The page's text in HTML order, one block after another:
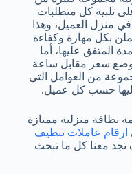
تلبية كل متطلبات
منزل العميل، وهذا
بكل مهارة وكفاءة
المتفق عليها، أما
سعر مقابل ساعة
من العوامل التي
إليها حسب كل عميل.
نظافة منزلية ممتازة
ارقام عاملات تنظيف
وسوف تجد معنا كل ما تبحث